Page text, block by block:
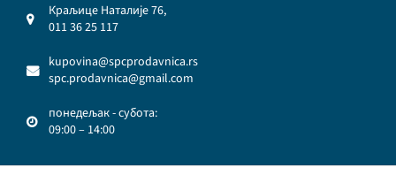
Краљице Наталије 76,
011 36 25 117
kupovina@spcprodavnica.rs
spc.prodavnica@gmail.com
понедељак - субота:
09:00 – 14:00